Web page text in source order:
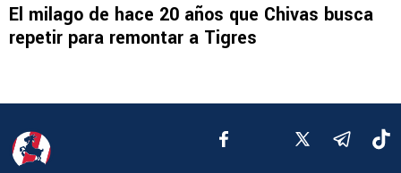
El milago de hace 20 años que Chivas busca
repetir para remontar a Tigres